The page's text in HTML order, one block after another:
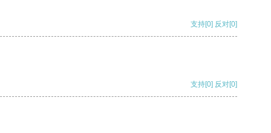
支持[0] 反对[0]
支持[0] 反对[0]